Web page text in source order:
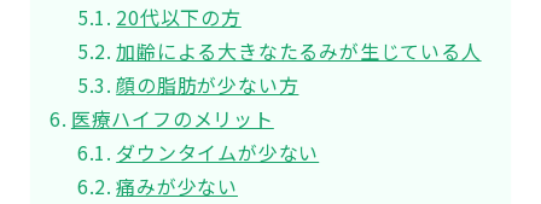
20代以下の方
加齢による大きなたるみが生じている人
顔の脂肪が少ない方
医療ハイフのメリット
ダウンタイムが少ない
痛みが少ない